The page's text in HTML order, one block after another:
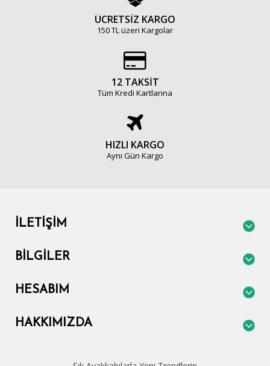
ÜCRETSİZ KARGO
150 TL üzeri Kargolar
12 TAKSİT
Tüm Kredi Kartlarına
HIZLI KARGO
Aynı Gün Kargo
İLETIŞIM
BILGILER
HESABIM
HAKKIMIZDA